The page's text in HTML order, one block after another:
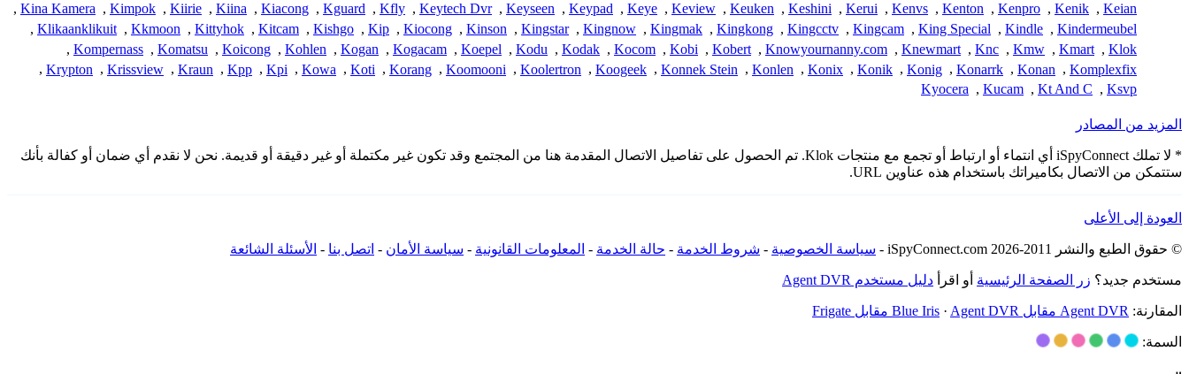
Keian
,
Kenik
,
Kenpro
,
Kenton
,
Kenvs
,
Kerui
,
Keshini
,
Keuken
,
Keview
,
Keye
,
Keypad
,
Keyseen
,
Keytech Dvr
,
Kfly
,
Kguard
,
Kiacong
,
Kiina
,
Kiirie
,
Kimpok
,
Kina Kamera
,
Kindermeubel
,
Kindle
,
King Special
,
Kingcam
,
Kingcctv
,
Kingkong
,
Kingmak
,
Kingnow
,
Kingstar
,
Kinson
,
Kiocong
,
Kip
,
Kishgo
,
Kitcam
,
Kittyhok
,
Kkmoon
,
Klikaanklikuit
,
Klok
,
Kmart
,
Kmw
,
Knc
,
Knewmart
,
Knowyournanny.com
,
Kobert
,
Kobi
,
Kocom
,
Kodak
,
Kodu
,
Koepel
,
Kogacam
,
Kogan
,
Kohlen
,
Koicong
,
Komatsu
,
Kompernass
,
Komplexfix
,
Konan
,
Konarrk
,
Konig
,
Konik
,
Konix
,
Konlen
,
Konnek Stein
,
Koogeek
,
Koolertron
,
Koomooni
,
Korang
,
Koti
,
Kowa
,
Kpi
,
Kpp
,
Kraun
,
Krissview
,
Krypton
,
Ksvp
,
Kt And C
,
Kucam
,
Kyocera
المزيد من المصادر
* لا تملك iSpyConnect أي انتماء أو ارتباط أو تجمع مع منتجات Klok. تم الحصول على تفاصيل الاتصال المقدمة هنا من المجتمع وقد تكون غير مكتملة أو غير دقيقة أو قديمة. نحن لا نقدم أي ضمان أو كفالة بأنك
ستتمكن من الاتصال بكاميراتك باستخدام هذه عناوين URL.
العودة إلى الأعلى
© حقوق الطبع والنشر 2011-2026 iSpyConnect.com - سياسة الخصوصية - شروط الخدمة - حالة الخدمة - المعلومات القانونية - سياسة الأمان - اتصل بنا - الأسئلة الشائعة
مستخدم جديد؟ زر الصفحة الرئيسية أو اقرأ دليل مستخدم Agent DVR
المقارنة: Agent DVR مقابل Blue Iris · Agent DVR مقابل Frigate
السمة: